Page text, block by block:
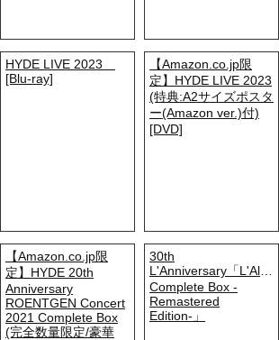
HYDE LIVE 2023
[Blu-ray]
【Amazon.co.jp限
定】HYDE LIVE 2023
(特典:A2サイズポスタ
ー(Amazon ver.)付)
[DVD]
【Amazon.co.jp限
定】HYDE 20th
Anniversary
ROENTGEN Concert
2021 Complete Box
(完全数量限定/豪華
30th
L'Anniversary「L'Album
Complete Box -
Remastered
Edition-」